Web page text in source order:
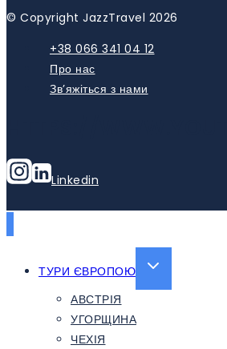
© Copyright JazzTravel 2026
+38 066 341 04 12
Про нас
Зв’яжіться з нами
HTTPS://
Linkedin
ТУРИ ЄВРОПОЮ
EXPAND
АВСТРІЯ
УГОРЩИНА
ЧЕХІЯ